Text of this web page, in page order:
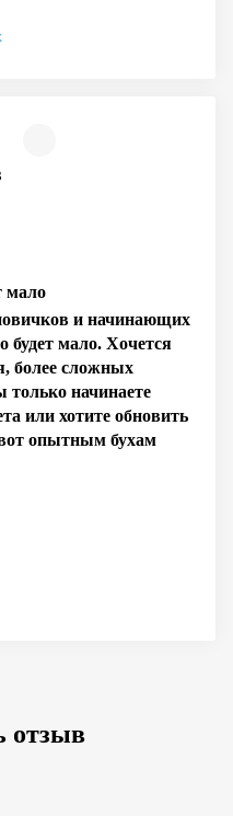
мало
и начинающих
будет мало. Хочется
более сложных
начинаете
или хотите обновить
вот опытным бухам
отзыв